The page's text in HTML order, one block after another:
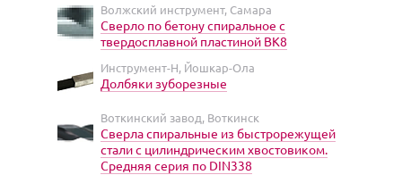
Волжский инструмент, Самара
Сверло по бетону спиральное с
твердосплавной пластиной ВК8
Инструмент-Н, Йошкар-Ола
Долбяки зуборезные
Воткинский завод, Воткинск
Сверла спиральные из быстрорежущей
стали с цилиндрическим хвостовиком.
Средняя серия по DIN338